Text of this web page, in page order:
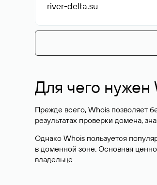
river-delta.su
Для чего
Прежде всего, Whois позволяет
результатах проверки домена,
Однако Whois пользуется
в доменной зоне. Основная
владельце.